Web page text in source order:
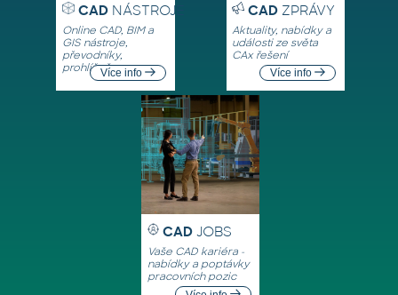
CADNÁSTROJE
Online CAD, BIM a
GIS nástroje,
převodníky,
prohlížečeVíce info
CADZPRÁVY
Aktuality, nabídky a
události ze světa
CAx řešení
Více info
CAD JOBS
Vaše CAD kariéra -
nabídky a poptávky
pracovních pozic